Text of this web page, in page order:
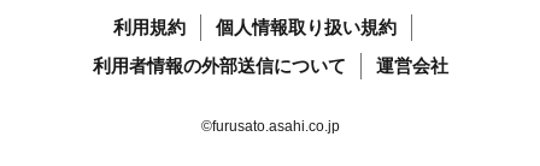
利用規約
個人情報取り扱い規約
利用者情報の外部送信について
運営会社
©furusato.asahi.co.jp